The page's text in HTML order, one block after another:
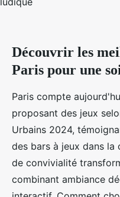
Découvrir les
Paris pour une
Paris compte
proposant des jeux
Urbains 2024,
des bars à jeux dans la
de convivialité
combinant ambiance